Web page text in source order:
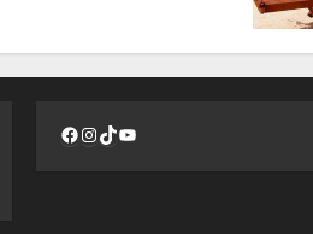
Facebook
Instagram
TikTok
YouTube